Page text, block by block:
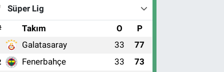
Süper Lig
Takım O P
Galatasaray 33 77
Fenerbahçe 33 73